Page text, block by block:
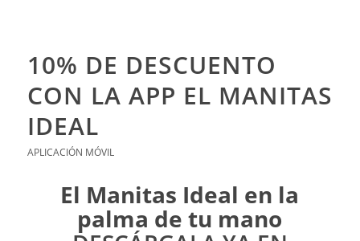
10% DE DESCUENTO
CON LA APP EL MANITAS
IDEAL
APLICACIÓN MÓVIL
El Manitas Ideal en la
palma de tu mano